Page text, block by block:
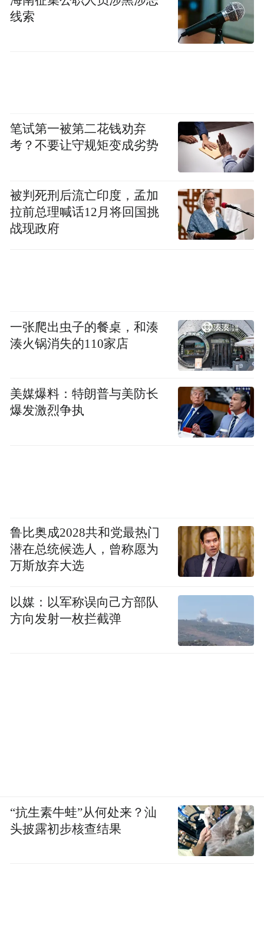
飞行服务保障设施建设，启动建设
“1+5+7+X”低空起降网，建成视频融合智慧
平台，布设多套5G-A通感一体基站、报文解
以低空经济整机制造、关键部件及材料生
产、通用机场及运营服务为主的低空产业园
区，聚焦“整机+关键零部件+新材料”积极推
多点，全域联动”的低空经济发展格局。上虞
还将继续整合全区“政府端”无人机场景应用
资源，实现政府端治理集约化、精准化、智
当天，低空新基建智慧产业园等10个优质项
目签约，总投资约60亿元，涵盖研发制造、
教育培训、低空旅游等多个领域，助力上虞
加快形成低空经济产业生态圈。
来源：上虞区融媒体中心 记者 冯洁娜 文 刘
线索
笔试第一被第二花钱劝弃
考？不要让守规矩变成劣势
被判死刑后流亡印度，孟加
拉前总理喊话12月将回国挑
战现政府
一张爬出虫子的餐桌，和湊
湊火锅消失的110家店
美媒爆料：特朗普与美防长
爆发激烈争执
鲁比奥成2028共和党最热门
潜在总统候选人，曾称愿为
万斯放弃大选
以媒：以军称误向己方部队
方向发射一枚拦截弹
“抗生素牛蛙”从何处来？汕
头披露初步核查结果